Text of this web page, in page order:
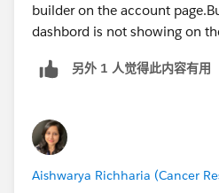
builder on the account
dashbord is not showing on
另外 1 人觉得此内容有用
Aishwarya Richharia (Cancer